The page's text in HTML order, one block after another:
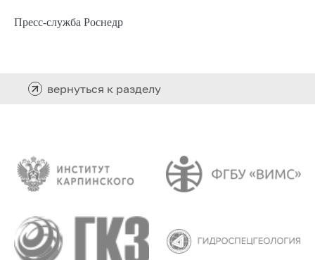
Пресс-служба Роснедр
вернуться к разделу